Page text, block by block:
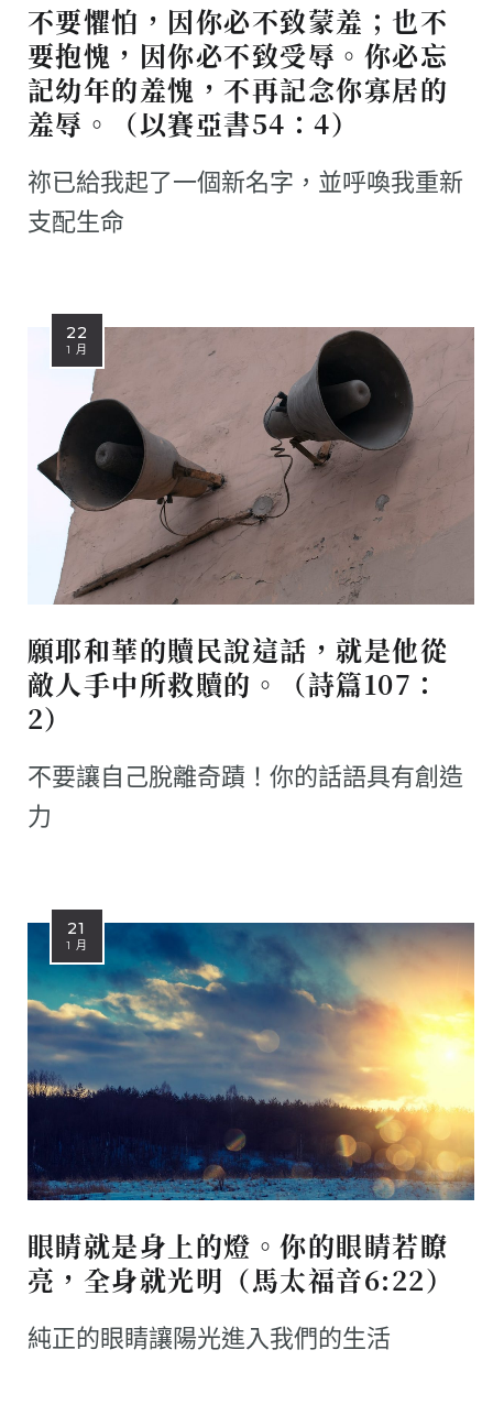
不要懼怕，因你必不致蒙羞；也不
要抱愧，因你必不致受辱。你必忘
記幼年的羞愧，不再記念你寡居的
羞辱。（以賽亞書54：4）
祢已給我起了一個新名字，並呼喚我重新
支配生命
22
1 月
願耶和華的贖民說這話，就是他從
敵人手中所救贖的。（詩篇107：
2）
不要讓自己脫離奇蹟！你的話語具有創造
力
21
1 月
眼睛就是身上的燈。你的眼睛若瞭
亮，全身就光明（馬太福音6:22）
純正的眼睛讓陽光進入我們的生活